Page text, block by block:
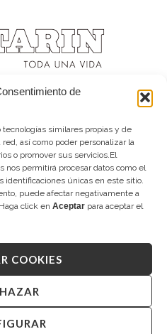
de
similares propias y de
así como poder personalizar la
o promover sus servicios.El
nos permitirá procesar datos como el
identificaciones únicas en este sitio.
puede afectar negativamente a
click en Aceptar para aceptar el
COOKIES
desde 1963
Tarín Joyeros
|Política de privacidad
Solutions